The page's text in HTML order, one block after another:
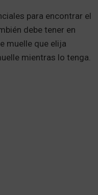
para encontrar el
debe tener en
muelle que elija
mientras lo tenga.